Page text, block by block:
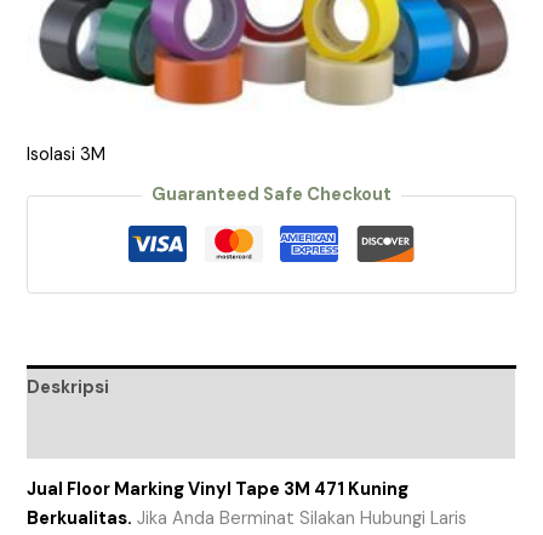
Isolasi 3M
Guaranteed Safe Checkout
Deskripsi
Jual Floor Marking Vinyl Tape 3M 471 Kuning
Berkualitas. Jika Anda Berminat Silakan Hubungi Laris